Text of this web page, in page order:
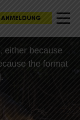
ANMELDUNG
either because
the format